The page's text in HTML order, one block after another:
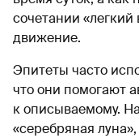
сочетании
движение.
Эпитеты часто
что они помогают
к описываемому.
«серебряная